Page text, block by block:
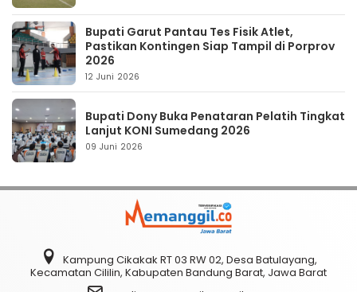
Bupati Garut Pantau Tes Fisik Atlet,
Pastikan Kontingen Siap Tampil di Porprov
2026
12 Juni 2026
Bupati Dony Buka Penataran Pelatih Tingkat
Lanjut KONI Sumedang 2026
09 Juni 2026
Kampung Cikakak RT 03 RW 02, Desa Batulayang,
Kecamatan Cililin, Kabupaten Bandung Barat, Jawa Barat